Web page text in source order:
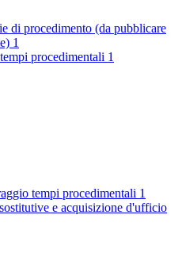
di procedimento (da pubblicare
1
procedimentali 1
tempi procedimentali 1
e acquisizione d'ufficio